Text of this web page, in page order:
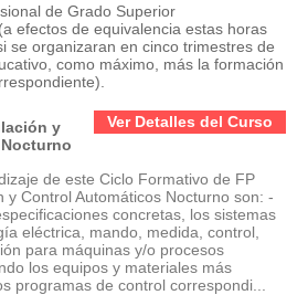
de Grado Superior
efectos de equivalencia estas horas
se organizaran en cinco trimestres de
como máximo, más la formación
Ver Detalles del Curso
y
de este Ciclo Formativo de FP
y Control Automáticos Nocturno son: -
concretas, los sistemas
eléctrica, mando, medida, control,
para máquinas y/o procesos
los equipos y materiales más
programas de control correspondi...